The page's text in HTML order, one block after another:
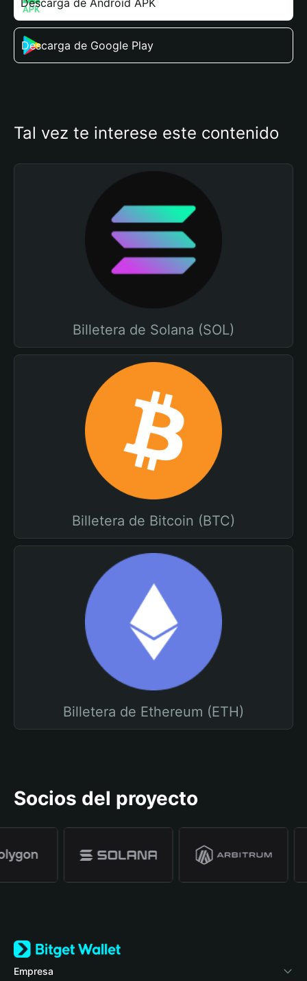
Descarga de Android APK
Descarga de Google Play
Tal vez te interese este contenido
Billetera de Solana (SOL)
Billetera de Bitcoin (BTC)
Billetera de Ethereum (ETH)
Socios del proyecto
Empresa